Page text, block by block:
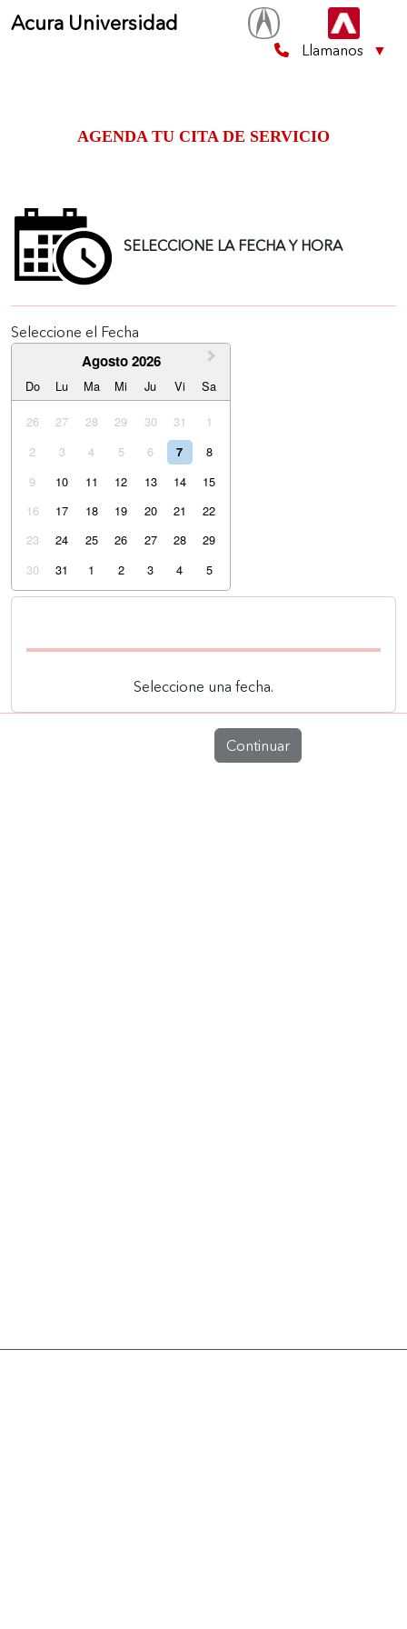
Acura Universidad
Llamanos ▼
AGENDA TU CITA DE SERVICIO
SELECCIONE LA FECHA Y HORA
Seleccione el Fecha
Agosto 2026
Do Lu Ma Mi Ju Vi Sa
26 27 28 29 30 31
1
2
3 4 5 6 7
8
9
10 11 12 13 14
15
16
17 18 19 20 21
22
23
24 25 26 27 28
29
30
31 1 2 3 4 5
Seleccione una fecha.
Continuar